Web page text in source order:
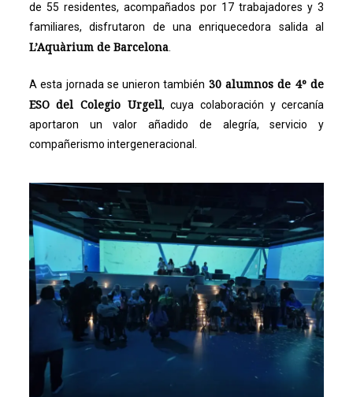
de 55 residentes, acompañados por 17 trabajadores y 3
familiares, disfrutaron de una enriquecedora salida al
L’Aquàrium de Barcelona.
A esta jornada se unieron también 30 alumnos de 4º de
ESO del Colegio Urgell, cuya colaboración y cercanía
aportaron un valor añadido de alegría, servicio y
compañerismo intergeneracional.